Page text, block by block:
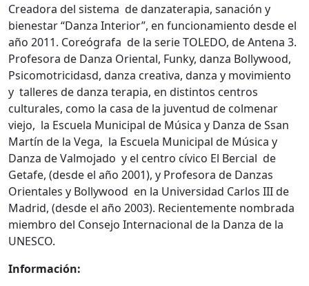
Creadora del sistema de danzaterapia, sanación y
bienestar “Danza Interior”, en funcionamiento desde el
año 2011. Coreógrafa de la serie TOLEDO, de Antena 3.
Profesora de Danza Oriental, Funky, danza Bollywood,
Psicomotricidasd, danza creativa, danza y movimiento
y talleres de danza terapia, en distintos centros
culturales, como la casa de la juventud de colmenar
viejo, la Escuela Municipal de Música y Danza de Ssan
Martín de la Vega, la Escuela Municipal de Música y
Danza de Valmojado y el centro cívico El Bercial de
Getafe, (desde el año 2001), y Profesora de Danzas
Orientales y Bollywood en la Universidad Carlos III de
Madrid, (desde el año 2003). Recientemente nombrada
miembro del Consejo Internacional de la Danza de la
UNESCO.
Información: